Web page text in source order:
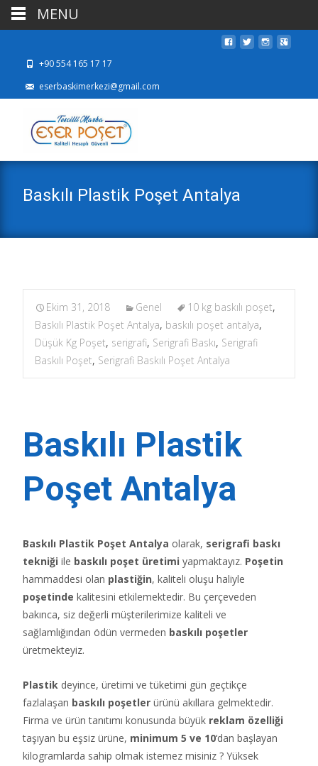
+90 554 165 17 17
eserbaskimerkezi@gmail.com
Baskılı Plastik Poşet Antalya
Ekim 31, 2018 Genel 10 kg baskılı poşet,
Baskılı Plastik Poşet Antalya, baskılı poşet antalya,
Düşük Kg Poşet, serigrafi, Serigrafi Baskı, Serigrafi
Baskılı Poşet, Serigrafi Baskılı Poşet Antalya
Baskılı Plastik
Poşet Antalya
Baskılı Plastik Poşet Antalya olarak, serigrafi baskı
tekniği ile baskılı poşet üretimi yapmaktayız. Poşetin
hammaddesi olan plastiğin, kaliteli oluşu haliyle
poşetinde kalitesini etkilemektedir. Bu çerçeveden
bakınca, siz değerli müşterilerimize kaliteli ve
sağlamlığından ödün vermeden baskılı poşetler
üretmekteyiz.
Plastik deyince, üretimi ve tüketimi gün geçtikçe
fazlalaşan baskılı poşetler ürünü akıllara gelmektedir.
Firma ve ürün tanıtımı konusunda büyük reklam özelliği
taşıyan bu eşsiz ürüne, minimum 5 ve 10‘dan başlayan
kilogramlarda sahip olmak istemez misiniz ? Yüksek
MENU